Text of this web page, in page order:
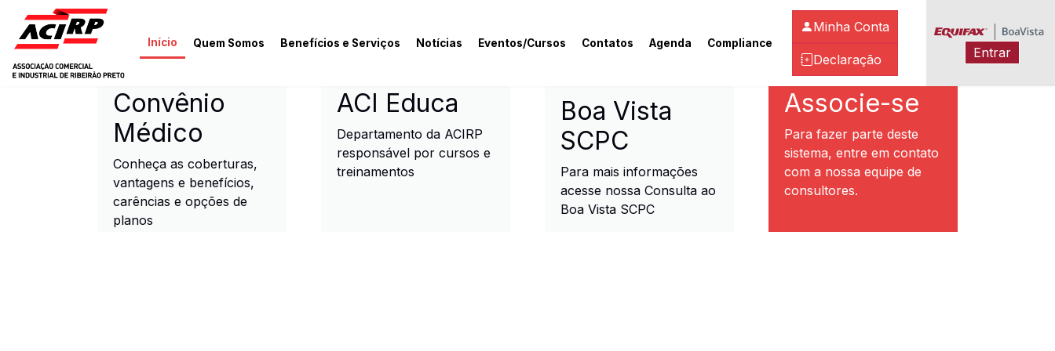
Pular para o conteúdo principal
Início Quem Somos Benefícios e Serviços Notícias Eventos/Cursos Contatos Agenda Compliance
Minha Conta
Declaração Entrar
ACIRP - Associação Comercial e Industrial de Ribeirão Preto
Convênio
Médico
Conheça as coberturas,
vantagens e benefícios,
carências e opções de
planos
ACI Educa
Departamento da ACIRP
responsável por cursos e
treinamentos
Boa Vista
SCPC
Para mais informações
acesse nossa Consulta ao
Boa Vista SCPC
Associe-se
Para fazer parte deste
sistema, entre em contato
com a nossa equipe de
consultores.